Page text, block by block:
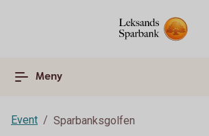
Meny
Event Sparbanksgolfen